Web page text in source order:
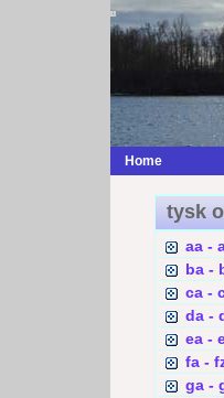
Home
tysk
aa -
ba -
ca -
da -
ea -
fa -
ga -